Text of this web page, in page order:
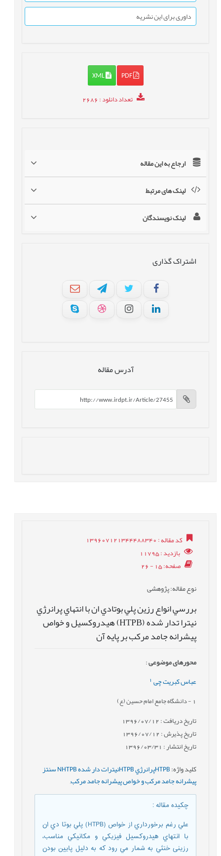
داوری برای این نشریه
PDF
XML
تعداد دانلود: 2686
ارجاع به این مقاله
لینک های مرتبط
لینک نویسندگان
اشتراک گذاری
آدرس مقاله
کد مقاله: 139607121344488340
بازدید: 11795
صفحه: 15 - 26
نوع مقاله: پژوهشی
بررسي انواع رزين پلي بوتادي ان با انتهاي پرانرژي
نیترا تدار شده (HTPB) هيدروکسيل و خواص
پيشرانه جامد مرکب بر پايه آن
محورهای موضوعی:
عباس کبریت چی
- دانشگاه جامع امام حسین (ع)
تاریخ دریافت : 1396/07/12
تاریخ پذیرش : 1396/07/12
تاریخ انتشار : 1396/03/31
کلید واژه:
HTPBپرانرژي HTPBنیترات دار شده NHTPB سنتز
پيشرانه جامد مرکب و خواص پيشرانه جامد مرکب,
چکیده مقاله:
علي رغم برخورداري از خواص (HTPB) پلي بوتا دي ان
با انتهاي هيدروکسيل فيزيکي و مکانيکي مناسب،
رزينی خنثي به شمار مي رود که به دليل پايين بودن